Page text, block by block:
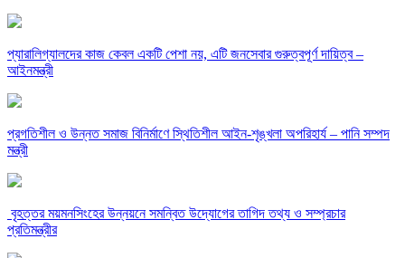
প্যারালিগ্যালদের কাজ কেবল একটি পেশা নয়, এটি জনসেবার গুরুত্বপূর্ণ দায়িত্ব –
আইনমন্ত্রী
‎প্রগতিশীল ও উন্নত সমাজ বিনির্মাণে স্থিতিশীল আইন-শৃঙ্খলা অপরিহার্য – পানি সম্পদ
মন্ত্রী
‎ বৃহত্তর ময়মনসিংহের উন্নয়নে সমন্বিত উদ্যোগের তাগিদ তথ্য ও সম্প্রচার
প্রতিমন্ত্রীর